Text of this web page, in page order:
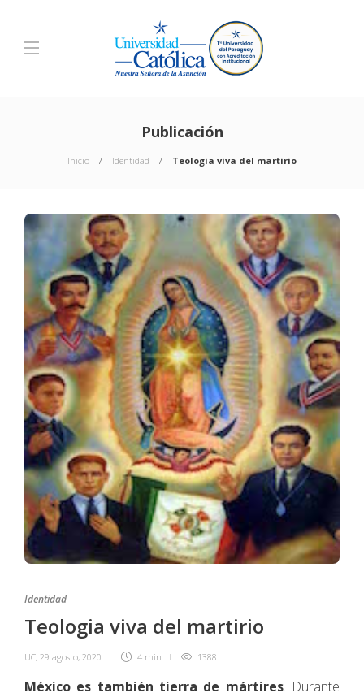
Publicación
Inicio Identidad Teologia viva del martirio
Identidad
Teologia viva del martirio
UC, 29 agosto, 2020 4 min 1388
México es también tierra de mártires. Duran­te